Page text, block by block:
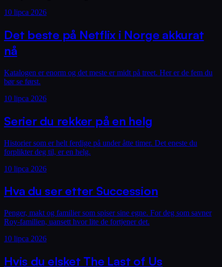
10 lipca 2026
Det beste på Netflix i Norge akkurat
nå
Katalogen er enorm og det meste er midt på treet. Her er de fem du
bør se først.
10 lipca 2026
Serier du rekker på en helg
Historier som er helt ferdige på under åtte timer. Det eneste du
forplikter deg til, er en helg.
10 lipca 2026
Hva du ser etter Succession
Penger, makt og familier som spiser sine egne. For deg som savner
Roy-familien, uansett hvor lite de fortjener det.
10 lipca 2026
Hvis du elsket The Last of Us